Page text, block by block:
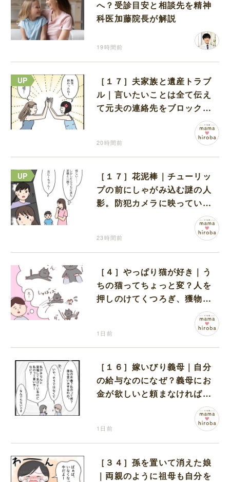
へ？受診目安と相談先を精神
科医加藤院長が解説
19時間前
［１７］夫家族と遺産トラブ
ル｜言いたいことは全て伝え
て元夫の連絡先をブロック。
離婚できた喜びを噛みしめる
20時間前
［１７］花泥棒｜チューリッ
プの前にしゃがみ込む謎の人
影。防犯カメラに映っていた
23時間前
［４］やっぱり猫が好き｜う
ちの猫ってちょっと変？人を
押しのけてくつろぎ、獲物に
も物怖じしない鋼のハート
1日前
［１６］嫁いびり義母｜自分
の給与なのになぜ？義母にお
金が欲しいと頼まなければな
1日前
［３４］孫を置いて消えた娘
｜両親のように祖母も自分を